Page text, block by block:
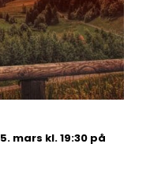
mars kl. 19:30 på